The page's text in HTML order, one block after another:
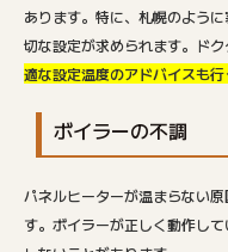
あります。特に、札幌のよう
切な設定が求められます。ドク
適な設定温度のアドバイスも行
ボイラーの不調
パネルヒーターが温まらない
す。ボイラーが正しく動作し